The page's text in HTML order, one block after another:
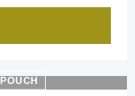
POUCH